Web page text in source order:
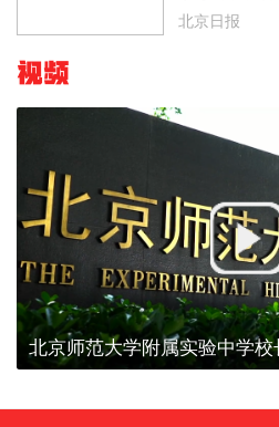
北京日报
视频